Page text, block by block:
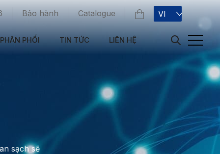
Bảo hành Catalogue VI
PHỐI TIN TỨC LIÊN HỆ
sạch sẽ